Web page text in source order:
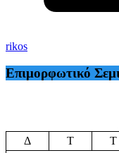
rikos
Επιμορφωτικό
Δ
Τ Τ